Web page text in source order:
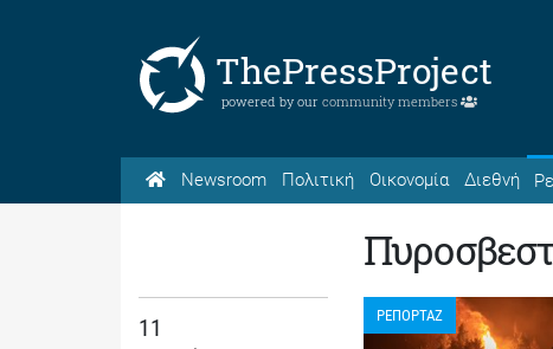
ThePressProject
powered by our community members
Newsroom Πολιτική Οικονομία Διεθνή
11 ΡΕΠΟΡΤΑΖ